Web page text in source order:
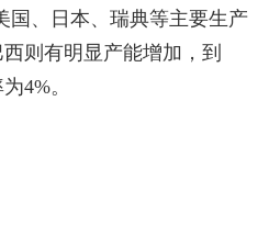
国、日本、瑞典等主要生产
则有明显产能增加，到
4%。